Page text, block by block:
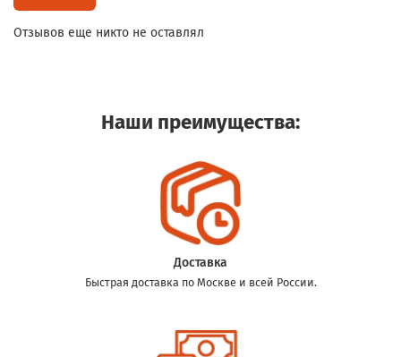
Отзывов еще никто не оставлял
Наши преимущества:
Доставка
Быстрая доставка по Москве и всей России.